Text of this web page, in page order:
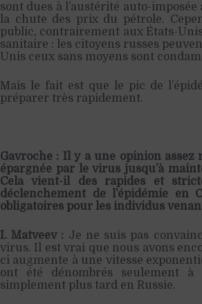
sont dues à l’austérité auto-
la chute des prix du pétrole.
public, contrairement aux États-
sanitaire : les citoyens russes
Unis ceux sans moyens sont
Mais le fait est que le pic de
préparer très rapidement.
Gavroche : Il y a une opinion
épargnée par le virus jusqu’à
Cela vient-il des rapides et
déclenchement de l’épidémie en
obligatoires pour les individus
I. Matveev : Je ne suis pas
virus. Il est vrai que nous avons
ci augmente à une vitesse
ont été dénombrés seulement à
simplement plus tard en Russie.